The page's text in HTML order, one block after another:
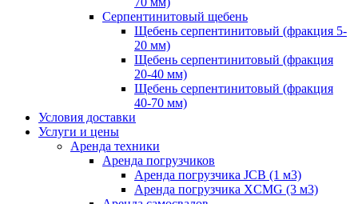
Серпентинитовый щебень
Щебень серпентинитовый (фракция 5-
20 мм)
Щебень серпентинитовый (фракция
20-40 мм)
Щебень серпентинитовый (фракция
40-70 мм)
Условия доставки
Услуги и цены
Аренда техники
Аренда погрузчиков
Аренда погрузчика JCB (1 м3)
Аренда погрузчика XCMG (3 м3)